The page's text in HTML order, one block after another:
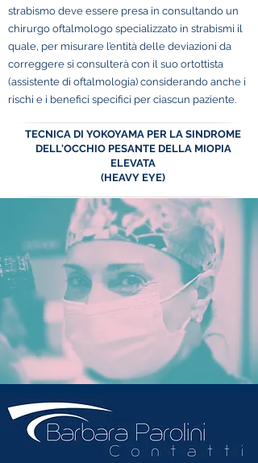
strabismo deve essere presa in consultando un
chirurgo oftalmologo specializzato in strabismi il
quale, per misurare l’entità delle deviazioni da
correggere si consulterà con il suo ortottista
(assistente di oftalmologia) considerando anche i
rischi e i benefici specifici per ciascun paziente.
TECNICA DI YOKOYAMA PER LA SINDROME
DELL'OCCHIO PESANTE DELLA MIOPIA
ELEVATA
(HEAVY EYE)